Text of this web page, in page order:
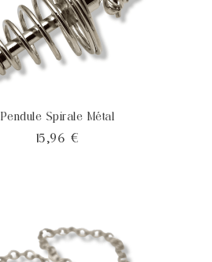
Pendule Spirale Métal
15,96 €